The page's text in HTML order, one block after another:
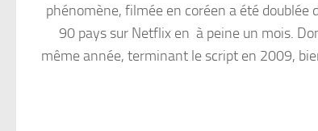
phénomène, filmée en coréen a été doublée
90 pays sur Netflix en à peine un mois.
même année, terminant le script en 2009,